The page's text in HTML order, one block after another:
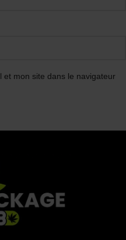
mon site dans le navigateur